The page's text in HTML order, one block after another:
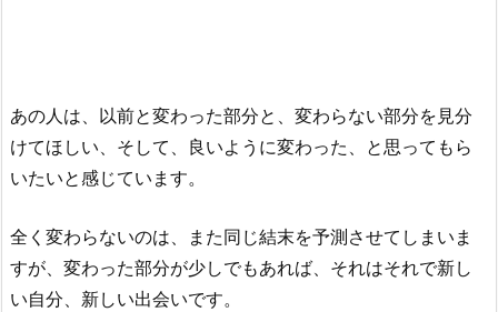
あの人は、以前と変わった部分と、変わらない部分を見分
けてほしい、そして、良いように変わった、と思ってもら
いたいと感じています。
全く変わらないのは、また同じ結末を予測させてしまいま
すが、変わった部分が少しでもあれば、それはそれで新し
い自分、新しい出会いです。